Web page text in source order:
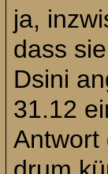
ja,
dass
Dsini
31.12
Antwort